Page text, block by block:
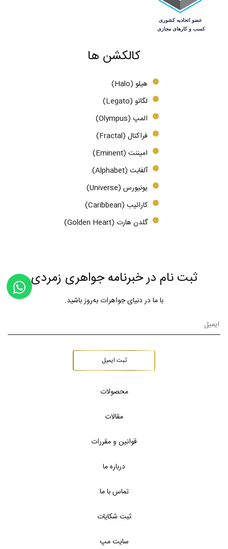
کالکشن ها
هیلو (Halo)
لگاتو (Legato)
المپ (Olympus)
فراکتال (Fractal)
امیننت (Eminent)
آلفابت (Alphabet)
یونیورس (Universe)
کارائیب (Caribbean)
گلدن هارت (Golden Heart)
ثبت نام در خبرنامه جواهری زمردی
با ما در دنیای جواهرات به‌روز باشید.
ثبت ایمیل
محصولات
مقالات
قوانین و مقررات
درباره ما
تماس با ما
ثبت شکایات
سایت مپ